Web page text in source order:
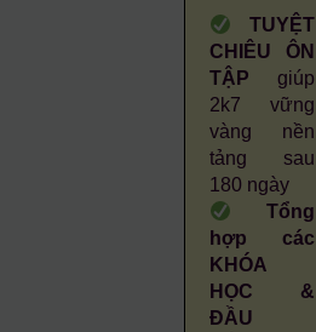
TUYỆT
CHIÊU ÔN
TẬP giúp
2k7 vững
vàng nền
tảng sau
180 ngày
Tổng
hợp các
KHÓA
HỌC &
ĐẦU